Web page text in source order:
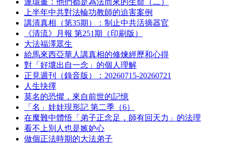
連環畫：他們都是為法而來的生命（二）
上半年中共對法輪功教師的迫害案例
講清真相（第35期）：制止中共活摘器官
《清流》月報 第251期（印刷版）
大法福澤眾生
給馬來西亞華人講真相的修煉經歷和心得
對「好壞出自一念」的個人理解
正見週刊（錄音版）：20260715-20260721
人生抉擇
莫名的恐懼，來自前世的記憶
「名」娃娃現形記 第二季（6）
在魔難中體悟「弟子正念足，師有回天力」的法理
看不上別人也是嫉妒心
做個正法時期的大法弟子